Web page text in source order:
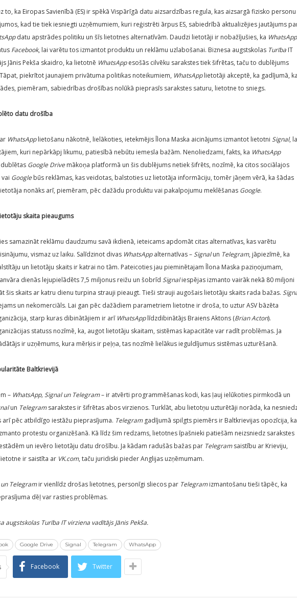
to, ka Eiropas Savienībā (ES) ir spēkā Vispārīgā datu aizsardzības regula, kas aizsargā fizisko personu
kad tie tiek iesniegti uzņēmumiem, kuri reģistrēti ārpus ES, sabiedrībā aktualizējies jautājums
datu apstrādes politiku un šīs lietotnes alternatīvām. Daudzi lietotāji ir nobažījušies, ka WhatsApp
Facebook, lai varētu tos izmantot produktu un reklāmu uzlabošanai. Biznesa augstskolas Turība IT
Jānis Pekša skaidro, ka lietotnē WhatsAppesošās cilvēku sarakstes tiek šifrētas, taču to dublējums
piekrītot jaunajiem privātuma politikas noteikumiem, WhatsApplietotāji akceptē, ka gadījumā, ka
piemēram, sabiedrības drošības nolūkā pieprasīs sarakstes saturu, lietotne to sniegs.
datu drošība
WhatsApplietošanu nākotnē, lielākoties, ietekmējis Īlona Maska aicinājums izmantot lietotni Signal,
kuri nepārkāpj likumu, patiesībā nebūtu iemesla bažām. Nenoliedzami, fakts, ka WhatsApp
Google Drive mākoņa platformā un šis dublējums netiek šifrēts, nozīmē, ka citos sociālajos
Google būs reklāmas, kas veidotas, balstoties uz lietotāja informāciju, tomēr jāņem vērā, ka šādas
nonāks arī, piemēram, pēc dažādu produktu vai pakalpojumu meklēšanas Google.
skaita pieaugums
samazināt reklāmu daudzumu savā ikdienā, ieteicams apdomāt citas alternatīvas, kas varētu
vismaz uz laiku. Salīdzinot divas WhatsAppalternatīvas –Signalun Telegram, jāpiezīmē, ka
un lietotāju skaits ir katrai no tām. Pateicoties jau pieminētajam Īlona Maska paziņojumam,
dienās lejupielādēts 7,5 miljonus reižu un šobrīd Signaliespējas izmanto vairāk nekā 80 miljoni
šis skaits ar katru dienu turpina strauji pieaugt. Tieši strauji augošais lietotāju skaits rada bažas.
un nekomerciāls. Lai gan pēc dažādiem parametriem lietotne ir droša, to uztur ASV bāzēta
starp kuras dibinātājiem ir arī WhatsApplīdzdibinātājs Braiens Aktons (Brian Acton).
statuss nozīmē, ka, augot lietotāju skaitam, sistēmas kapacitāte var radīt problēmas. Ja
ir uzņēmums, kura mērķis ir peļņa, tas nozīmē lielākus ieguldījumus sistēmas uzturēšanā.
Baltkrievijā
– WhatsApp, Signal un Telegram– ir atvērti programmēšanas kodi, kas ļauj ielūkoties pirmkodā un
un Telegramsarakstes ir šifrētas abos virzienos. Turklāt, abu lietotņu uzturētāji norāda, ka
arī pēc atbildīgo iestāžu pieprasījuma. Telegramgadījumā spilgts piemērs ir Baltkrievijas opozīcija,
protestu organizēšanā. Kā līdz šim redzams, lietotnes īpašnieki patiešām neizsniedz sarakstes
un ievēro lietotāju datu drošību. Ja kādam radušās bažas par Telegramsaistību ar Krieviju,
ir saistīta ar VK.com, taču juridiski pieder Anglijas uzņēmumam.
Telegramir vienlīdz drošas lietotnes, personīgi sliecos par Telegramizmantošanu tieši tāpēc, ka
dēļ var rasties problēmas.
augstskolas Turība IT virziena vadītājs Jānis Pekša.
Google Drive Signal Telegram WhatsApp
Facebook Twitter